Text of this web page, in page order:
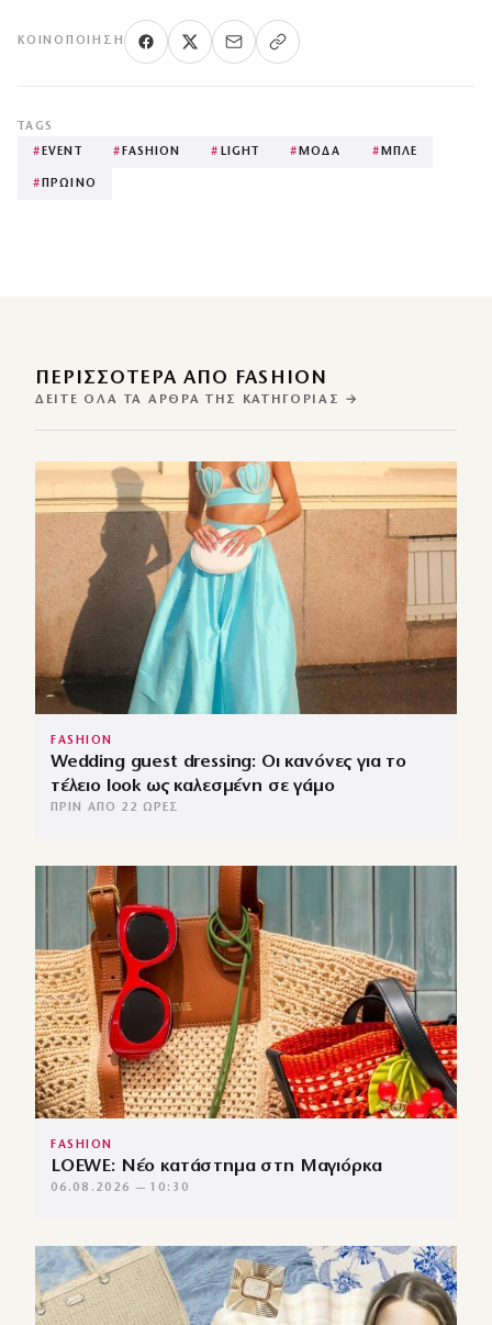
ΚΟΙΝΟΠΟΊΗΣΗ
TAGS
# EVENT # FASHION # LIGHT # ΜΟΔΑ # ΜΠΛΕ
# ΠΡΩΙΝΟ
ΠΕΡΙΣΣΌΤΕΡΑ ΑΠΌ FASHION
ΔΕΊΤΕ ΌΛΑ ΤΑ ΆΡΘΡΑ ΤΗΣ ΚΑΤΗΓΟΡΊΑΣ →
FASHION
Wedding guest dressing: Οι κανόνες για το
τέλειο look ως καλεσμένη σε γάμο
ΠΡΙΝ ΑΠΌ 22 ΏΡΕΣ
FASHION
LOEWE: Νέο κατάστημα στη Μαγιόρκα
06.08.2026 — 10:30